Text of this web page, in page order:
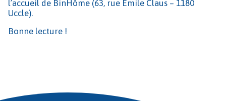
l’accueil de BinHôme (63, rue Emile Claus – 1180
Uccle).
Bonne lecture !